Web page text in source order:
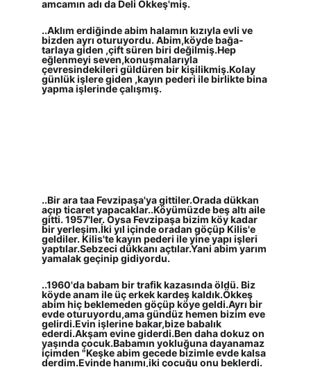
amcamın adı da Deli Ökkeş'miş.
..Aklım erdiğinde abim halamın kızıyla evli ve
bizden ayrı oturuyordu. Abim,köyde bağa-
tarlaya giden ,çift süren biri değilmiş.Hep
eğlenmeyi seven,konuşmalarıyla
çevresindekileri güldüren bir kişilikmiş.Kolay
günlük işlere giden ,kayın pederi ile birlikte bina
yapma işlerinde çalışmış.
..Bir ara taa Fevzipaşa'ya gittiler.Orada dükkan
açıp ticaret yapacaklar..Köyümüzde beş altı aile
gitti. 1957'ler. Oysa Fevzipaşa bizim köy kadar
bir yerleşim.İki yıl içinde oradan göçüp Kilis'e
geldiler. Kilis'te kayın pederi ile yine yapı işleri
yaptılar.Sebzeci dükkanı açtılar.Yani abim yarım
yamalak geçinip gidiyordu.
..1960'da babam bir trafik kazasında öldü. Biz
köyde anam ile üç erkek kardeş kaldık.Ökkeş
abim hiç beklemeden göçüp köye geldi.Ayrı bir
evde oturuyordu,ama gündüz hemen bizim eve
gelirdi.Evin işlerine bakar,bize babalık
ederdi.Akşam evine giderdi.Ben daha dokuz on
yaşında çocuk.Babamın yokluğuna dayanamaz
içimden "Keşke abim gecede bizimle evde kalsa
derdim.Evinde hanımı,iki çocuğu onu beklerdi.